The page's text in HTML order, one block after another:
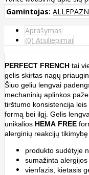
Gamintojas:
Aprašymas
(0) Atsiliepimai
PERFECT FRENCH tai
gelis skirtas nagų
Šiuo geliu lengvai
mechaninių aplinkos
tirštumo konsistencija
formą bei ilgį. Gelis
unikalios HEMA FREE
alerginių reakcijų
produkto sudėtyje
sumažinta alergijos
vienfazis, kietasis